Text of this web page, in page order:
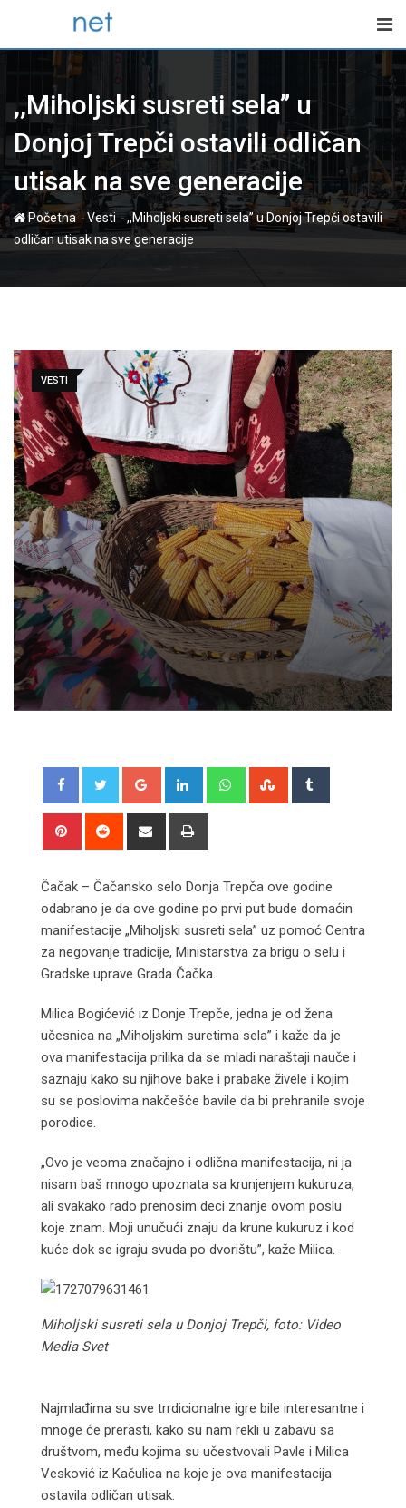
content
,,Miholjski susreti sela” u
Donjoj Trepči ostavili odličan
utisak na sve generacije
Početna-Vesti-,,Miholjski susreti sela” u Donjoj Trepči ostavili
odličan utisak na sve generacije
VESTI
Google+ LinkedIn WhatsappStumbleUpon
Pinterest Reddit
Share
Čačak – Čačansko selo Donja Trepča ove godine
odabrano je da ove godine po prvi put bude domaćin
manifestacije „Miholjski susreti sela” uz pomoć Centra
za negovanje tradicije, Ministarstva za brigu o selu i
Gradske uprave Grada Čačka.
Milica Bogićević iz Donje Trepče, jedna je od žena
učesnica na „Miholjskim suretima sela” i kaže da je
ova manifestacija prilika da se mladi naraštaji nauče i
saznaju kako su njihove bake i prabake živele i kojim
su se poslovima nakčešće bavile da bi prehranile svoje
porodice.
„Ovo je veoma značajno i odlična manifestacija, ni ja
nisam baš mnogo upoznata sa krunjenjem kukuruza,
ali svakako rado prenosim deci znanje ovom poslu
koje znam. Moji unučući znaju da krune kukuruz i kod
kuće dok se igraju svuda po dvorištu”, kaže Milica.
Miholjski susreti sela u Donjoj Trepči, foto: Video
Media Svet
Najmlađima su sve trrdicionalne igre bile interesantne i
mnoge će prerasti, kako su nam rekli u zabavu sa
društvom, među kojima su učestvovali Pavle i Milica
Vesković iz Kačulica na koje je ova manifestacija
ostavila odličan utisak.